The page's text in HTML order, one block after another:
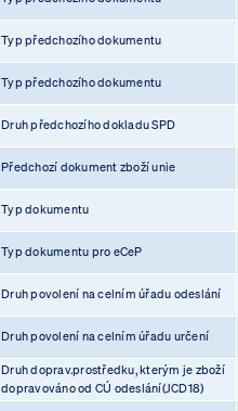
Typ předchozího dokumentu
Typ předchozího dokumentu
Druh předchozího dokladu SPD
Předchozí dokument zboží unie
Typ dokumentu
Typ dokumentu pro eCeP
Druh povolení na celním úřadu odeslání
Druh povolení na celním úřadu určení
Druh doprav.prostředku, kterým je zboží
dopravováno od CÚ odeslání(JCD18)